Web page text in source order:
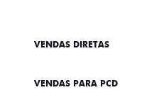
VENDAS DIRETAS
VENDAS PARA PCD